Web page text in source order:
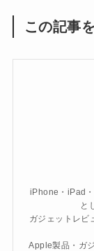
この記事
iPhone・iPad
と
ガジェットレビ
Apple製品・ガ